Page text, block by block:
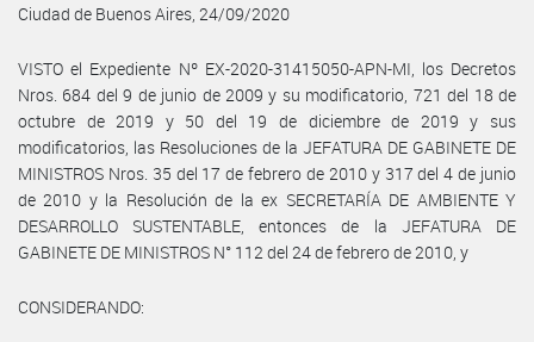
Ciudad de Buenos Aires, 24/09/2020
VISTO el Expediente Nº EX-2020-31415050-APN-MI, los Decretos
Nros. 684 del 9 de junio de 2009 y su modificatorio, 721 del 18 de
octubre de 2019 y 50 del 19 de diciembre de 2019 y sus
modificatorios, las Resoluciones de la JEFATURA DE GABINETE DE
MINISTROS Nros. 35 del 17 de febrero de 2010 y 317 del 4 de junio
de 2010 y la Resolución de la ex SECRETARÍA DE AMBIENTE Y
DESARROLLO SUSTENTABLE, entonces de la JEFATURA DE
GABINETE DE MINISTROS N° 112 del 24 de febrero de 2010, y
CONSIDERANDO: